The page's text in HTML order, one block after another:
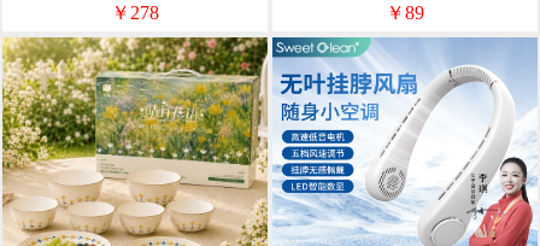
￥278 ￥89